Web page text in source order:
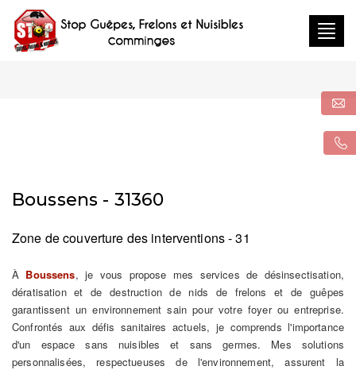
Boussens - 31360
Zone de couverture des interventions - 31
À Boussens, je vous propose mes services de désinsectisation,
dératisation et de destruction de nids de frelons et de guêpes
garantissent un environnement sain pour votre foyer ou entreprise.
Confrontés aux défis sanitaires actuels, je comprends l'importance
d'un espace sans nuisibles et sans germes. Mes solutions
personnalisées, respectueuses de l'environnement, assurent la